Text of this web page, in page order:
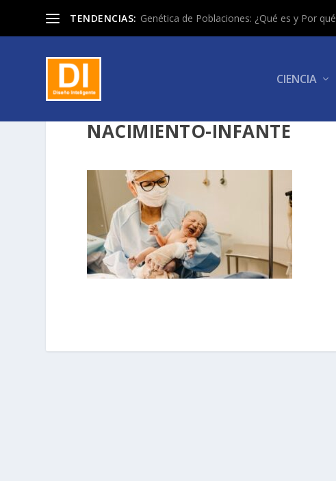
TENDENCIAS: Genética de Poblaciones: ¿Qué es y Por
CIENCIA
NACIMIENTO-INFANTE